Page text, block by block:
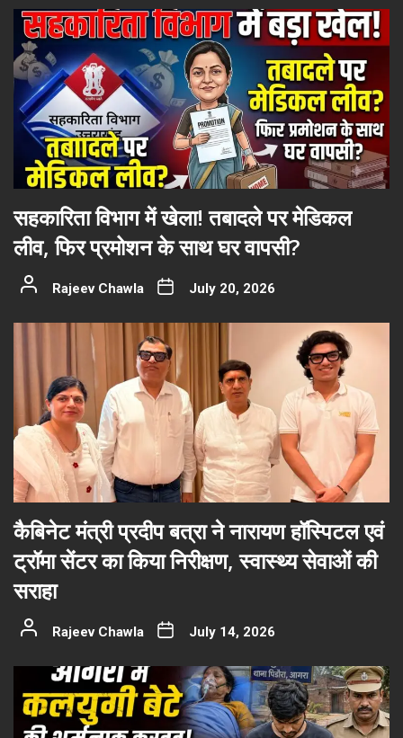
सहकारिता विभाग में खेला! तबादले पर मेडिकल
लीव, फिर प्रमोशन के साथ घर वापसी?
Rajeev Chawla July 20, 2026
कैबिनेट मंत्री प्रदीप बत्रा ने नारायण हॉस्पिटल एवं
ट्रॉमा सेंटर का किया निरीक्षण, स्वास्थ्य सेवाओं की
सराहा
Rajeev Chawla July 14, 2026